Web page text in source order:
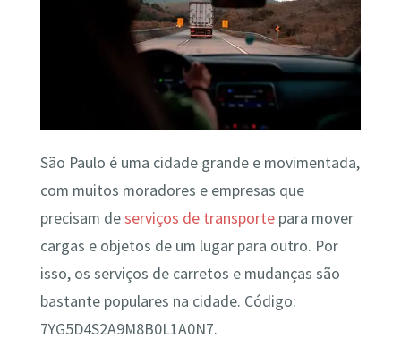
São Paulo é uma cidade grande e movimentada,
com muitos moradores e empresas que
precisam deserviços de transportepara mover
cargas e objetos de um lugar para outro. Por
isso, os serviços de carretos e mudanças são
bastante populares na cidade. Código:
7YG5D4S2A9M8B0L1A0N7.